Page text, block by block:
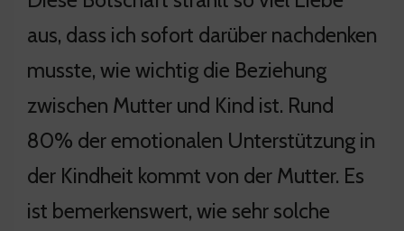
aus, dass ich sofort darüber nachdenken
musste, wie wichtig die Beziehung
zwischen Mutter und Kind ist. Rund
80% der emotionalen Unterstützung in
der Kindheit kommt von der Mutter. Es
ist bemerkenswert, wie sehr solche